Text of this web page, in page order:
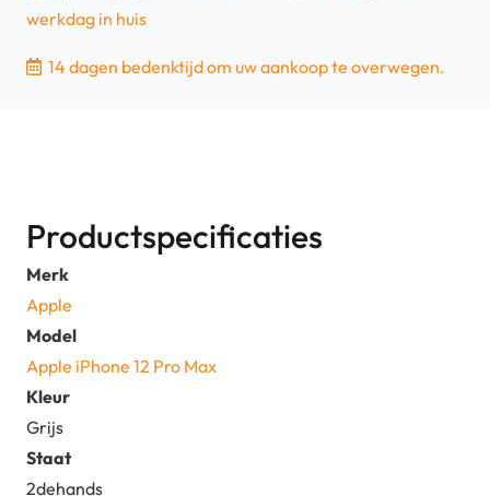
werkdag in huis
14 dagen bedenktijd om uw aankoop te overwegen.
Productspecificaties
Merk
Apple
Model
Apple iPhone 12 Pro Max
Kleur
Grijs
Staat
2dehands